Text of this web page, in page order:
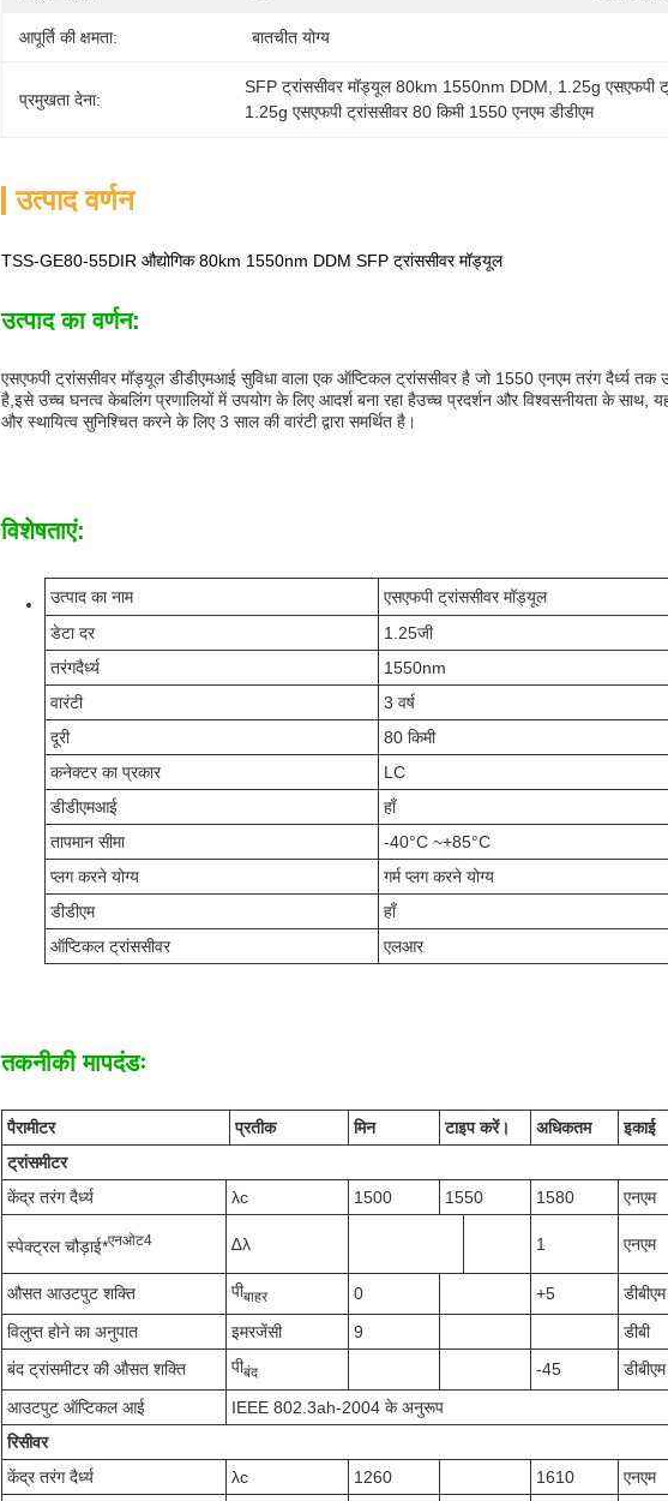
आपूर्ति की क्षमता: बातचीत योग्य
प्रमुखता देना:
SFP ट्रांससीवर मॉड्यूल 80km 1550nm DDM
1.25g एसएफपी
1.25g एसएफपी ट्रांससीवर 80 किमी 1550 एनएम डीडीएम
उत्पाद वर्णन
TSS-GE80-55DIR औद्योगिक 80km 1550nm DDM SFP ट्रांससीवर मॉड्यूल
उत्पाद का वर्णन:
एसएफपी ट्रांससीवर मॉड्यूल डीडीएमआई सुविधा वाला एक ऑप्टिकल ट्रांससीवर है जो 1550 एनएम तरंग दैर्ध्य
है,इसे उच्च घनत्व केबलिंग प्रणालियों में उपयोग के लिए आदर्श बना रहा हैउच्च प्रदर्शन और विश्वसनीयता के साथ,
और स्थायित्व सुनिश्चित करने के लिए 3 साल की वारंटी द्वारा समर्थित है।
विशेषताएं:
उत्पाद का नाम
एसएफपी ट्रांससीवर मॉड्यूल
डेटा दर
1.25जी
तरंगदैर्ध्य
1550nm
वारंटी
3 वर्ष
दूरी
80 किमी
कनेक्टर का प्रकार
LC
डीडीएमआई
हाँ
तापमान सीमा
-40°C ~+85°C
प्लग करने योग्य
गर्म प्लग करने योग्य
डीडीएम
हाँ
ऑप्टिकल ट्रांससीवर
एलआर
तकनीकी मापदंडः
पैरामीटर प्रतीक मिन टाइप करें। अधिकतम
इकाई
ट्रांसमीटर
केंद्र तरंग दैर्ध्य
λc 1500 1550 1580 एनएम
स्पेक्ट्रल चौड़ाई*एनओट4 ∆λ 1 एनएम
औसत आउटपुट शक्ति पीबाहर 0 +5
डीबीएम
विलुप्त होने का अनुपात
इमरजेंसी 9
डीबी
बंद ट्रांसमीटर की औसत शक्ति
पीबंद -45
डीबीएम
आउटपुट ऑप्टिकल आई
IEEE 802.3ah-2004 के अनुरूप
रिसीवर
केंद्र तरंग दैर्ध्य
λc 1260 1610 एनएम